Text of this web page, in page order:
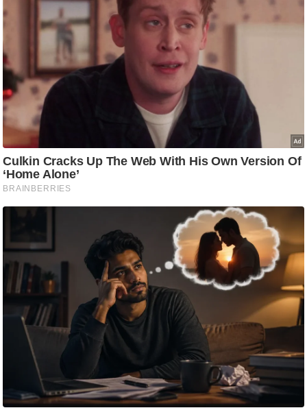
ज्यो
ति
ष
प्र
भु
म
ध
र्म
स्थ
व्र
र